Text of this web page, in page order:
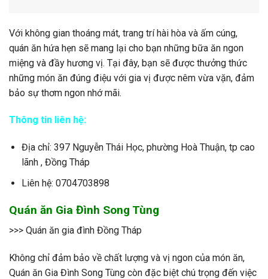
Với không gian thoáng mát, trang trí hài hòa và ấm cúng,
quán ăn hứa hẹn sẽ mang lại cho bạn những bữa ăn ngon
miệng và đầy hương vị. Tại đây, bạn sẽ được thưởng thức
những món ăn đúng điệu với gia vị được nêm vừa vặn, đảm
bảo sự thơm ngon nhớ mãi.
Thông tin liên hệ:
Địa chỉ: 397 Nguyễn Thái Học, phường Hoà Thuận, tp cao
lãnh , Đồng Tháp
Liên hệ: 0704703898
Quán ăn Gia Đình Song Tùng
>>> Quán ăn gia đình Đồng Tháp
Không chỉ đảm bảo về chất lượng và vị ngon của món ăn,
Quán ăn Gia Đình Song Tùng còn đặc biệt chú trọng đến việc